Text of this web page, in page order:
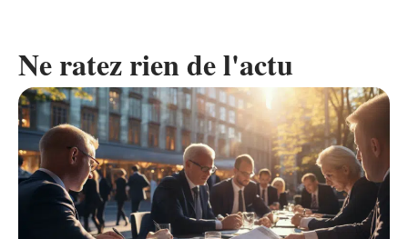
Ne ratez rien de l'actu